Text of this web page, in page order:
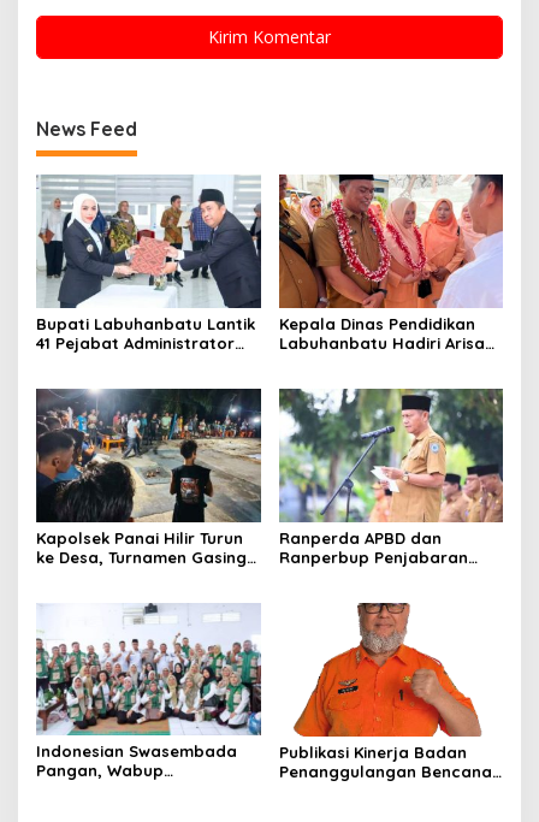
News Feed
Bupati Labuhanbatu Lantik
41 Pejabat Administrator
Kepala Dinas Pendidikan
Labuhanbatu Hadiri Arisan
Semangat Kebangsaan
Kapolsek Panai Hilir Turun
ke Desa, Turnamen Gasing
Ranperda APBD dan
Ranperbup Penjabaran
Indonesian Swasembada
Pangan, Wabup
Publikasi Kinerja Badan
Penanggulangan Bencana